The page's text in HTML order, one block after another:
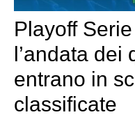
Playoff
l’andata
entrano in
classificate